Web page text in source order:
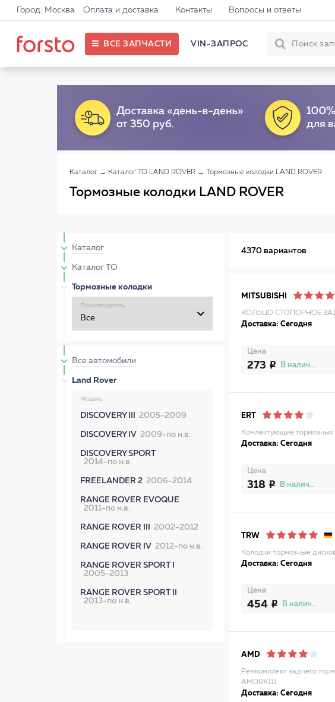
Город: Москва Оплата и доставка Контакты Вопросы и ответы
ВСЕ ЗАПЧАСТИ VIN-ЗАПРОС
Каталог → Каталог ТО LAND ROVER → Тормозные колодки LAND ROVER
Тормозные колодки LAND ROVER
Каталог
Каталог ТО
Тормозные колодки
Производитель
Все автомобили
Land Rover
Модель
DISCOVERY III 2005-2009
DISCOVERY IV 2009-по н.в.
DISCOVERY SPORT
2014-по н.в.
FREELANDER 2 2006-2014
RANGE ROVER EVOQUE
2011-по н.в.
RANGE ROVER III 2002-2012
RANGE ROVER IV 2012-по н.в.
RANGE ROVER SPORT I
2005-2013
RANGE ROVER SPORT II
2013-по н.в.
4370 вариантов
MITSUBISHI
КОЛЬЦО СТОПОРНОЕ
Доставка: Сегодня
Цена
273 В наличии
ERT
Комлектующие тормозных
Доставка: Сегодня
Цена
318 В наличии
TRW
Колодки тормозные
Доставка: Сегодня
Цена
454 В наличии
AMD
Ремкомплект заднего
AMDRK111
Доставка: Сегодня